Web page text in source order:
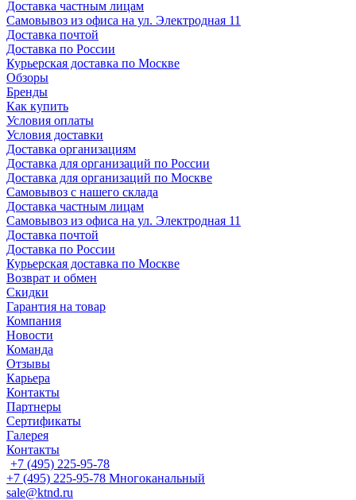
Доставка частным лицам
Самовывоз из офиса на ул. Электродная 11
Доставка почтой
Доставка по России
Курьерская доставка по Москве
Обзоры
Бренды
Как купить
Условия оплаты
Условия доставки
Доставка организациям
Доставка для организаций по России
Доставка для организаций по Москве
Самовывоз с нашего склада
Доставка частным лицам
Самовывоз из офиса на ул. Электродная 11
Доставка почтой
Доставка по России
Курьерская доставка по Москве
Возврат и обмен
Скидки
Гарантия на товар
Компания
Новости
Команда
Отзывы
Карьера
Контакты
Партнеры
Сертификаты
Галерея
Контакты
+7 (495) 225-95-78
+7 (495) 225-95-78 Многоканальный
sale@ktnd.ru